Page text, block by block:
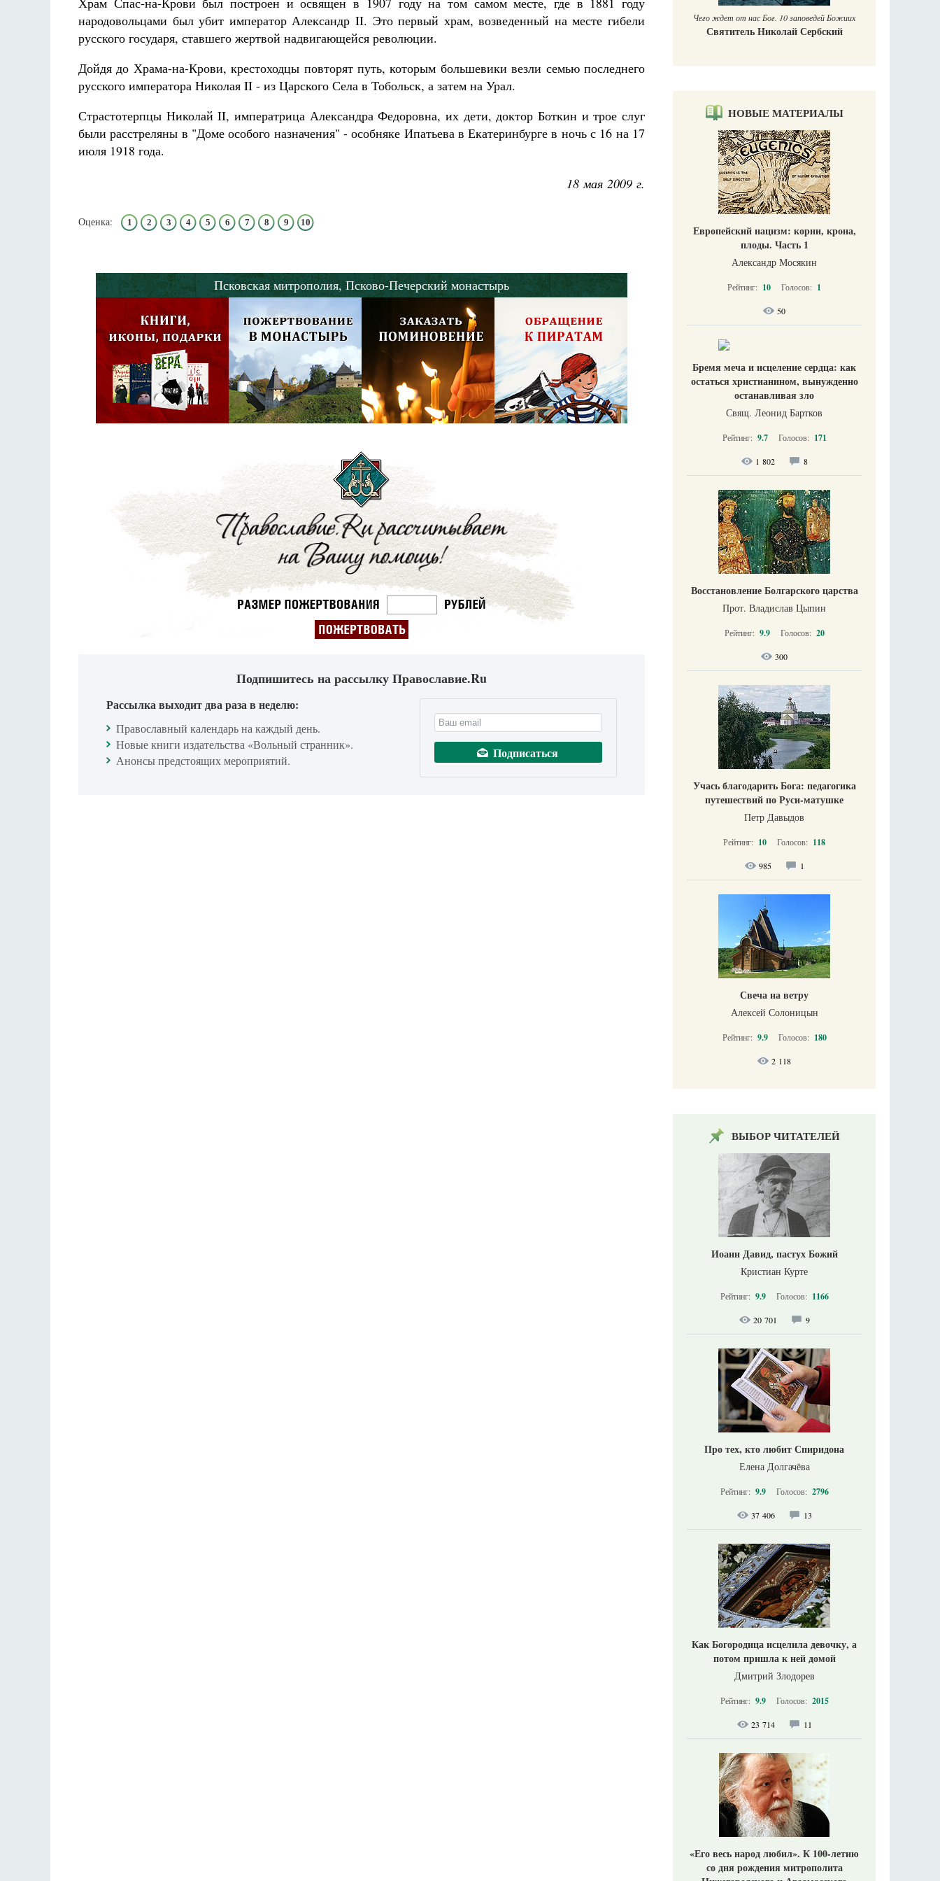
народовольцами был убит император Александр II. Это первый храм, возведенный на месте гибели
русского государя, ставшего жертвой надвигающейся революции.
Дойдя до Храма-на-Крови, крестоходцы повторят путь, которым большевики везли семью последнего
русского императора Николая II - из Царского Села в Тобольск, а затем на Урал.
Страстотерпцы Николай II, императрица Александра Федоровна, их дети, доктор Боткин и трое слуг
были расстреляны в "Доме особого назначения" - особняке Ипатьева в Екатеринбурге в ночь с 16 на 17
июля 1918 года.
18 мая 2009 г.
Оценка: 1 2 3 4 5 6 7 8 9 10
Псковская митрополия, Псково-Печерский монастырь
Подпишитесь на рассылку Православие.Ru
Рассылка выходит два раза в неделю:
Православный календарь на каждый день.
Новые книги издательства «Вольный странник».
Анонсы предстоящих мероприятий.
Разлуки не будет
Фредерика де Грааф Как найти своё место в жизни
Кирилл Мурышев
Роман Котов Чего ждет от нас Бог. 10 заповедей Божиих
Святитель Николай Сербский
НОВЫЕ МАТЕРИАЛЫ
Европейский нацизм: корни, крона,
плоды. Часть 1
Александр Мосякин
Рейтинг: 10 Голосов: 1
50
Бремя меча и исцеление сердца: как
остаться христианином, вынужденно
останавливая зло
Свящ. Леонид Бартков
Рейтинг: 9.7 Голосов: 171
1 802 8
Восстановление Болгарского царства
Прот. Владислав Цыпин
Рейтинг: 9.9 Голосов: 20
300
Учась благодарить Бога: педагогика
путешествий по Руси-матушке
Петр Давыдов
Рейтинг: 10 Голосов: 118
985 1
Свеча на ветру
Алексей Солоницын
Рейтинг: 9.9 Голосов: 180
2 118
ВЫБОР ЧИТАТЕЛЕЙ
Иоанн Давид, пастух Божий
Кристиан Курте
Рейтинг: 9.9 Голосов: 1166
20 701 9
Про тех, кто любит Спиридона
Елена Долгачёва
Рейтинг: 9.9 Голосов: 2796
37 406 13
Как Богородица исцелила девочку, а
потом пришла к ней домой
Дмитрий Злодорев
Рейтинг: 9.9 Голосов: 2015
23 714 11
«Его весь народ любил». К 100-летию
со дня рождения митрополита